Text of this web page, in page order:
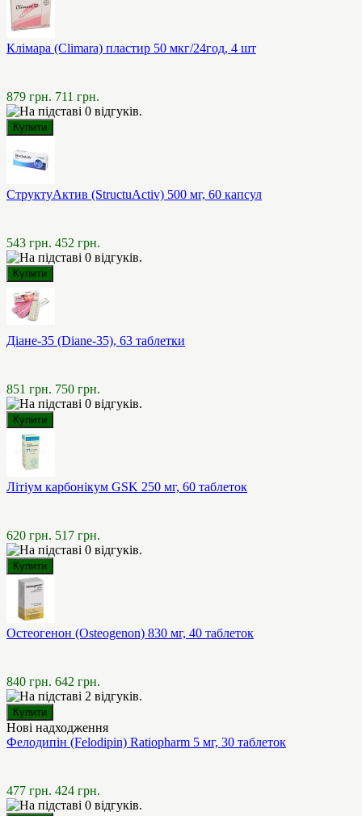
Клімара (Climara) пластир 50 мкг/24год, 4 шт
879 грн. 711 грн.
СтруктуАктив (StructuActiv) 500 мг, 60 капсул
543 грн. 452 грн.
Діане-35 (Diane-35), 63 таблетки
851 грн. 750 грн.
Літіум карбонікум GSK 250 мг, 60 таблеток
620 грн. 517 грн.
Остеогенон (Osteogenon) 830 мг, 40 таблеток
840 грн. 642 грн.
Нові надходження
Фелодипін (Felodipin) Ratiopharm 5 мг, 30 таблеток
477 грн. 424 грн.